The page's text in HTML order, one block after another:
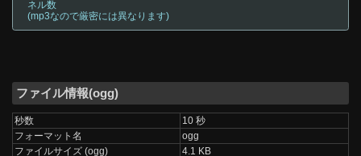
ネル数
(mp3なので厳密には異なります)
ファイル情報(ogg)
秒数
10 秒
フォーマット名
ogg
ファイルサイズ (ogg)
4.1 KB